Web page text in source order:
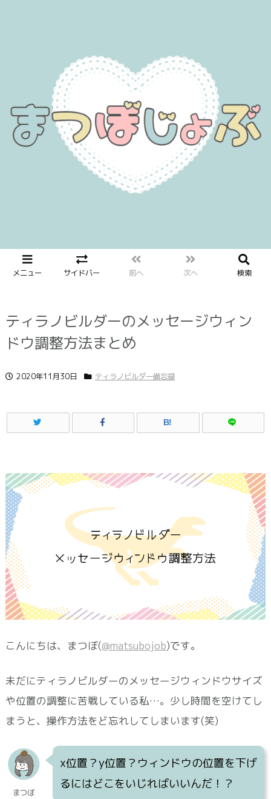
メニュー サイドバー 前へ 次へ 検索
ティラノビルダーのメッセージウィン
ドウ調整方法まとめ
2020年11月30日 ティラノビルダー備忘録
B!
こんにちは、まつぼ(@matsubojob)です。
未だにティラノビルダーのメッセージウィンドウサイズ
や位置の調整に苦戦している私…。少し時間を空けてし
まうと、操作方法をど忘れしてしまいます(笑)
まつぼ
x位置？y位置？ウィンドウの位置を下げ
るにはどこをいじればいいんだ！？